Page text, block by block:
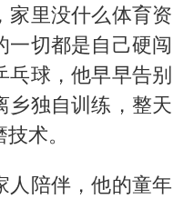
家里没什么体育资
一切都是自己硬闯
乓球，他早早告别
乡独自训练，整天
术。
人陪伴，他的童年